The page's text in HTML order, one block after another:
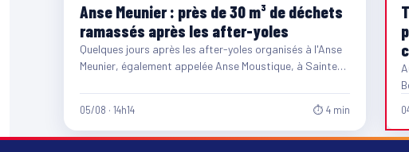
Anse Meunier : près de 30 m³ de déchets
ramassés après les after-yoles
Quelques jours après les after-yoles organisés à l'Anse
Meunier, également appelée Anse Moustique, à Sainte-
05/08 · 14h14 ⏱ 4 min